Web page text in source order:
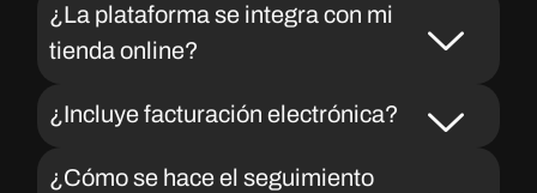
¿La plataforma se integra con mi
tienda online?
¿Incluye facturación electrónica?
¿Cómo se hace el seguimiento